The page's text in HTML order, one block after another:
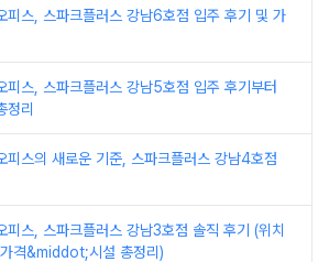
피스, 스파크플러스 강남6호점 입주 후기 및 가
피스, 스파크플러스 강남5호점 입주 후기부터
정리
피스의 새로운 기준, 스파크플러스 강남4호점
피스, 스파크플러스 강남3호점 솔직 후기 (위치
격&middot;시설 총정리)